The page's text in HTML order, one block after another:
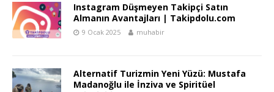
Instagram Düşmeyen Takipçi Satın
Almanın Avantajları | Takipdolu.com
9 Ocak 2025 muhabir
Alternatif Turizmin Yeni Yüzü: Mustafa
Madanoğlu ile İnziva ve Spiritüel